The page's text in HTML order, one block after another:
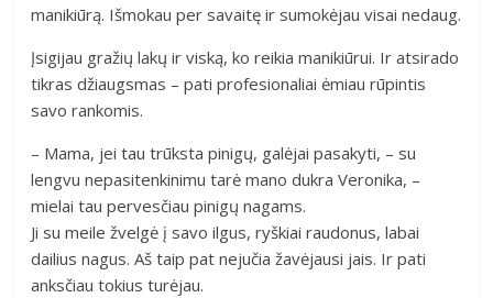
manikiūrą. Išmokau per savaitę ir sumokėjau visai nedaug.
Įsigijau gražių lakų ir viską, ko reikia manikiūrui. Ir atsirado
tikras džiaugsmas – pati profesionaliai ėmiau rūpintis
savo rankomis.
– Mama, jei tau trūksta pinigų, galėjai pasakyti, – su
lengvu nepasitenkinimu tarė mano dukra Veronika, –
mielai tau pervesčiau pinigų nagams.
Ji su meile žvelgė į savo ilgus, ryškiai raudonus, labai
dailius nagus. Aš taip pat nejučia žavėjausi jais. Ir pati
anksčiau tokius turėjau.